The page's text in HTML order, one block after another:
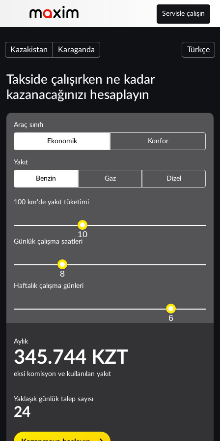
Servisle çalışın
Kazakistan Karaganda Türkçe
Takside çalışırken ne kadar
kazanacağınızı hesaplayın
Araç sınıfı
Ekonomik Konfor
Yakıt
Benzin Gaz Dizel
100 km'de yakıt tüketimi
10
Günlük çalışma saatleri
8
Haftalık çalışma günleri
6
Aylık
345.744 KZT
eksi komisyon ve kullanılan yakıt
Yaklaşık günlük talep sayısı
24